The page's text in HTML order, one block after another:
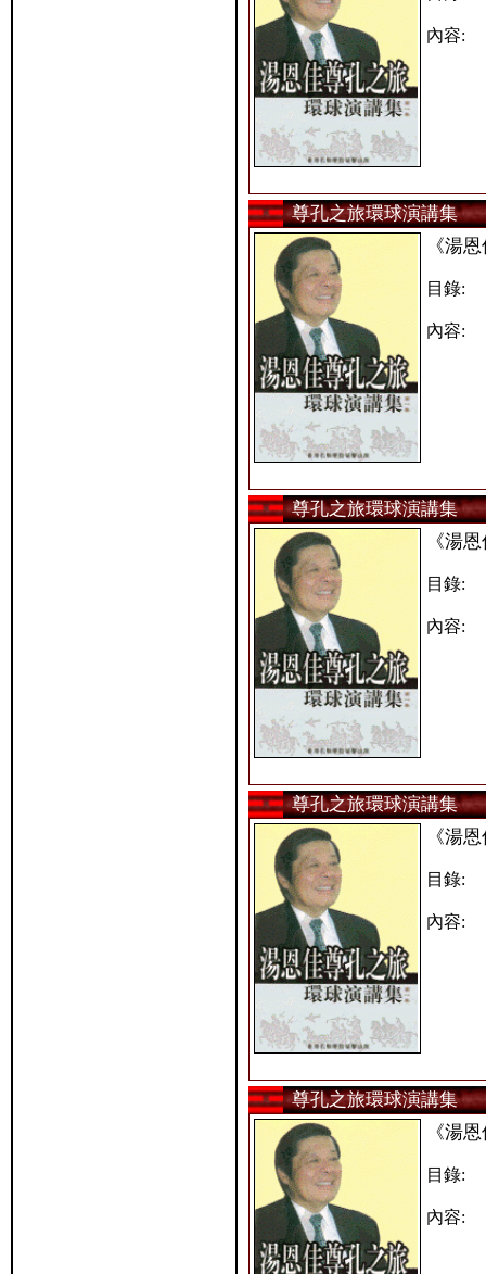
內容:
尊孔之旅環球演講集
《湯
目錄:
內容:
尊孔之旅環球演講集
《湯
目錄:
內容:
尊孔之旅環球演講集
《湯
目錄:
內容:
尊孔之旅環球演講集
《湯
目錄:
內容: